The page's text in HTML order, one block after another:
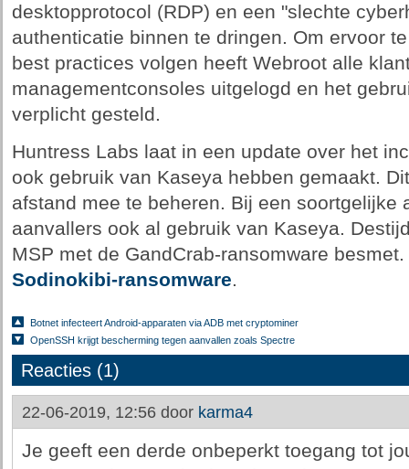
desktopprotocol (RDP) en een "slechte
authenticatie binnen te dringen. Om ervoor
best practices volgen heeft Webroot alle
managementconsoles uitgelogd en het
verplicht gesteld.
Huntress Labs laat in een update over het
ook gebruik van Kaseya hebben gemaakt.
afstand mee te beheren. Bij een soortgelijke
aanvallers ook al gebruik van Kaseya.
MSP met de GandCrab-ransomware
Sodinokibi-ransomware.
Botnet infecteert Android-apparaten via ADB met cryptominer
OpenSSH krijgt bescherming tegen aanvallen zoals Spectre
Reacties (1)
22-06-2019, 12:56 door karma4
Je geeft een derde onbeperkt toegang tot